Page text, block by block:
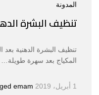
المدونة
تنظيف البشرة
تنظيف البشرة الدهنية بعد
المكياج بعد سهرة طويلة…
1 أبريل، 2019 emam